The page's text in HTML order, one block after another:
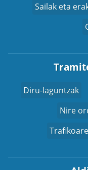
Sailak eta
Diru-laguntzak
Nire